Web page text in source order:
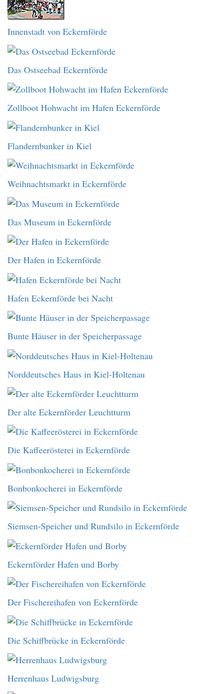
Innenstadt von Eckernförde
Das Ostseebad Eckernförde
Zollboot Hohwacht im Hafen Eckernförde
Flandernbunker in Kiel
Weihnachtsmarkt in Eckernförde
Das Museum in Eckernförde
Der Hafen in Eckernförde
Hafen Eckernförde bei Nacht
Bunte Häuser in der Speicherpassage
Norddeutsches Haus in Kiel-Holtenau
Der alte Eckernförder Leuchtturm
Die Kaffeerösterei in Eckernförde
Bonbonkocherei in Eckernförde
Siemsen-Speicher und Rundsilo in Eckernförde
Eckernförder Hafen und Borby
Der Fischereihafen von Eckernförde
Die Schiffbrücke in Eckernförde
Herrenhaus Ludwigsburg